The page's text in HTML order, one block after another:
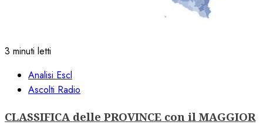
3 minuti letti
Analisi Escl
Ascolti Radio
CLASSIFICA delle PROVINCE con il MAGGIOR